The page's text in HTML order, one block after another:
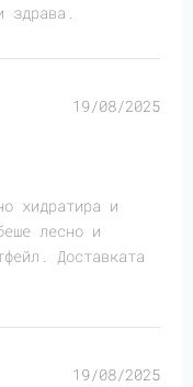
здрава.
19/08/2025
хидратира и
лесно и
Доставката
19/08/2025